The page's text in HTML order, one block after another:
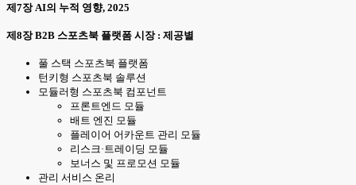
제7장 AI의 누적 영향, 2025
제8장 B2B 스포츠북 플랫폼 시장 : 제공별
풀 스택 스포츠북 플랫폼
턴키형 스포츠북 솔루션
모듈러형 스포츠북 컴포넌트
프론트엔드 모듈
배트 엔진 모듈
플레이어 어카운트 관리 모듈
리스크·트레이딩 모듈
보너스 및 프로모션 모듈
관리 서비스 온리